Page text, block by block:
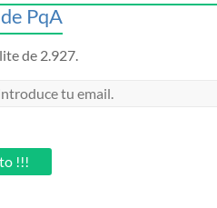
PqA
de 2.927.
!!!